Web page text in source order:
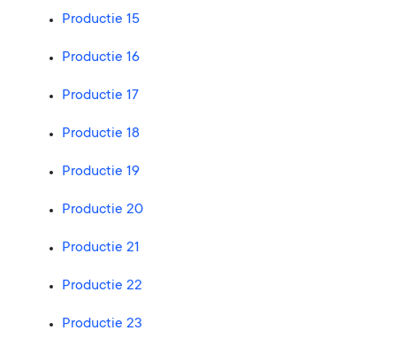
Productie 15
Productie 16
Productie 17
Productie 18
Productie 19
Productie 20
Productie 21
Productie 22
Productie 23